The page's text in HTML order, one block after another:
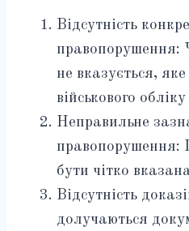
Відсутність
правопорушення:
не вказується,
військового
Неправильне
правопорушення:
бути чітко
Відсутність
долучаються